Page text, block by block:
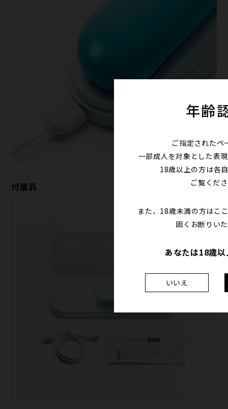
付属品
年齢
ご指定されたペ
一部成人を対象とした表
18歳以上の方は各
ご覧くだ
また、18歳未満の方はこ
固くお断りい
あなたは18歳
いいえ